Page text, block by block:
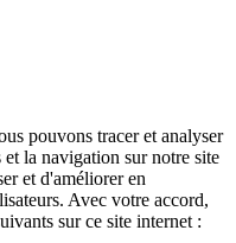
pouvons tracer et analyser
la navigation sur notre site
et d'améliorer en
Avec votre accord,
sur ce site internet :